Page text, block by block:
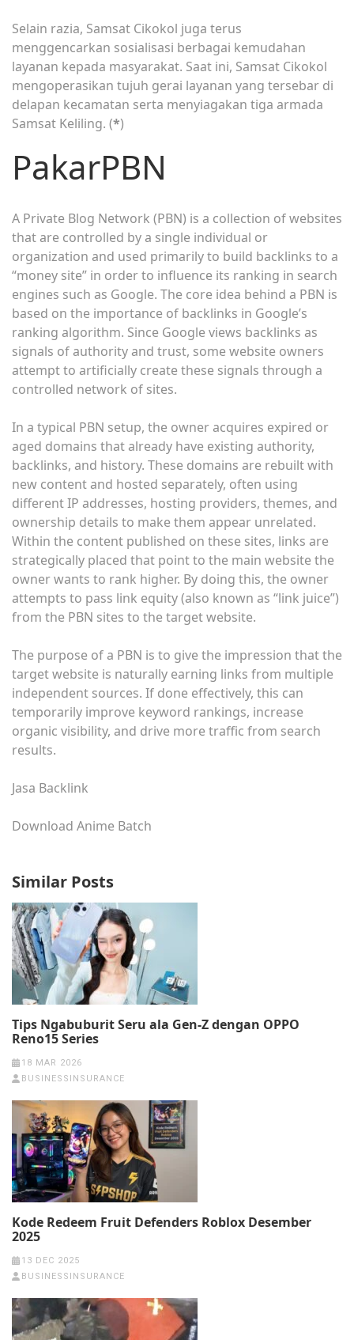
Selain razia, Samsat Cikokol juga terus
menggencarkan sosialisasi berbagai kemudahan
layanan kepada masyarakat. Saat ini, Samsat Cikokol
mengoperasikan tujuh gerai layanan yang tersebar di
delapan kecamatan serta menyiagakan tiga armada
Samsat Keliling. (*)
PakarPBN
A Private Blog Network (PBN) is a collection of websites
that are controlled by a single individual or
organization and used primarily to build backlinks to a
“money site” in order to influence its ranking in search
engines such as Google. The core idea behind a PBN is
based on the importance of backlinks in Google’s
ranking algorithm. Since Google views backlinks as
signals of authority and trust, some website owners
attempt to artificially create these signals through a
controlled network of sites.
In a typical PBN setup, the owner acquires expired or
aged domains that already have existing authority,
backlinks, and history. These domains are rebuilt with
new content and hosted separately, often using
different IP addresses, hosting providers, themes, and
ownership details to make them appear unrelated.
Within the content published on these sites, links are
strategically placed that point to the main website the
owner wants to rank higher. By doing this, the owner
attempts to pass link equity (also known as “link juice”)
from the PBN sites to the target website.
The purpose of a PBN is to give the impression that the
target website is naturally earning links from multiple
independent sources. If done effectively, this can
temporarily improve keyword rankings, increase
organic visibility, and drive more traffic from search
results.
Jasa Backlink
Download Anime Batch
Similar Posts
Tips Ngabuburit Seru ala Gen-Z dengan OPPO
Reno15 Series
18 MAR 2026
BUSINESSINSURANCE
Kode Redeem Fruit Defenders Roblox Desember
2025
13 DEC 2025
BUSINESSINSURANCE